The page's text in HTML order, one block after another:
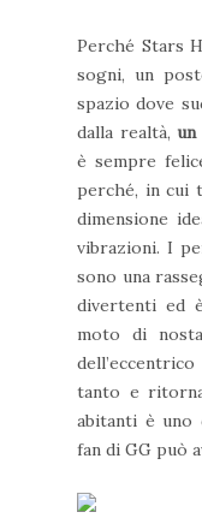
Perché Stars
sogni, un
spazio dove
dalla realtà, un
è sempre
perché, in cui
dimensione
vibrazioni. I
sono una
divertenti ed
moto di
tanto e
abitanti è uno
fan di GG può